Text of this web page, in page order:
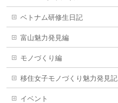
ベトナム研修生日記
富山魅力発見編
モノづくり編
移住女子モノづくり魅力発見記
イベント